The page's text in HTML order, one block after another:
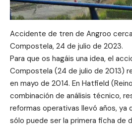
Accidente de tren de Angroo
Compostela, 24 de julio de 2023.
Para que os hagáis una idea, el
Compostela (24 de julio de 2013)
en mayo de 2014. En Hatfield
combinación de análisis técnico,
reformas operativas llevó años, ya
sólo puede ser la primera ficha de